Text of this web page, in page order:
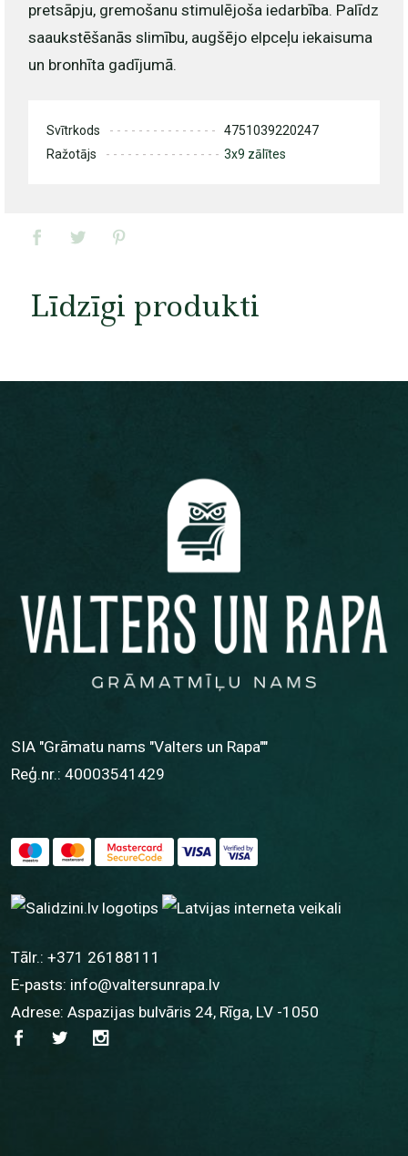
pretsāpju, gremošanu stimulējoša iedarbība. Palīdz
saaukstēšanās slimību, augšējo elpceļu iekaisuma
un bronhīta gadījumā.
Svītrkods
4751039220247
Ražotājs
3x9 zālītes
Līdzīgi produkti
SIA "Grāmatu nams "Valters un Rapa""
Reģ.nr.: 40003541429
Tālr.: +371 26188111
E-pasts: info@valtersunrapa.lv
Adrese: Aspazijas bulvāris 24, Rīga, LV -1050